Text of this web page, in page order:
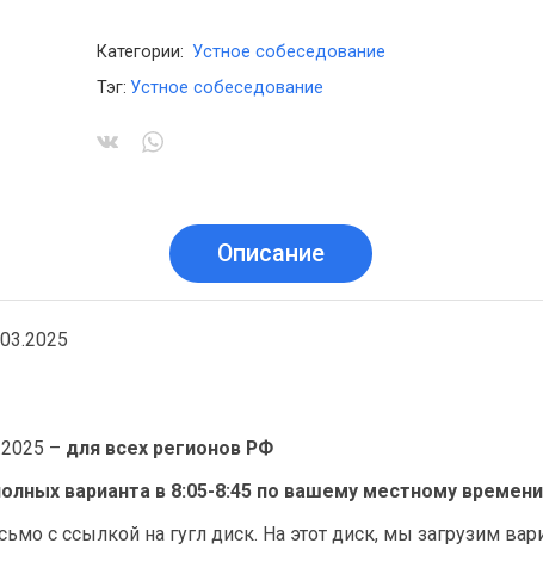
Категории: Устное собеседование
Тэг: Устное собеседование
Описание
– для всех регионов РФ
варианта в 8:05-8:45 по вашему местному времени
с ссылкой на гугл диск. На этот диск, мы загрузим